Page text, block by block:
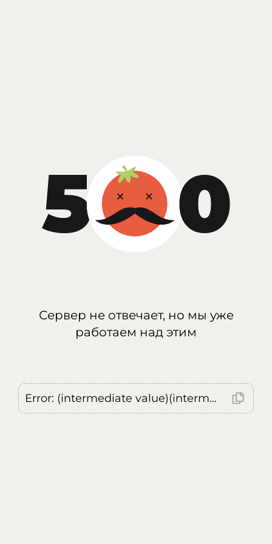
Сервер не отвечает, но мы уже
работаем над этим
Error: (intermediate value)(intermediate value)(intermediate value).replaceAll is not a function